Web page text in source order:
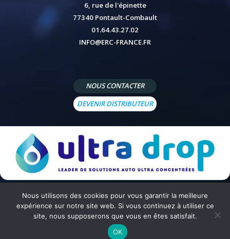
6, rue de l'épinette
77340 Pontault-Combault
01.64.43.27.02
INFO@ERC-FRANCE.FR
NOUS CONTACTER
DEVENIR DISTRIBUTEUR
© 2026 - Site réalisé par Peppermint Agency Mentions légales Politique de confidentialité
générales de vente
Nous utilisons des cookies pour vous garantir la meilleure
expérience sur notre site web. Si vous continuez à utiliser ce
site, nous supposerons que vous en êtes satisfait.
OK